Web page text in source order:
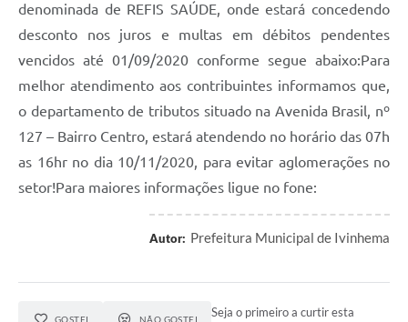
denominada de REFIS SAÚDE, onde estará concedendo
desconto nos juros e multas em débitos pendentes
vencidos até 01/09/2020 conforme segue abaixo:Para
melhor atendimento aos contribuintes informamos que,
o departamento de tributos situado na Avenida Brasil, nº
127 – Bairro Centro, estará atendendo no horário das 07h
as 16hr no dia 10/11/2020, para evitar aglomerações no
setor!Para maiores informações ligue no fone:
Autor: Prefeitura Municipal de Ivinhema
GOSTEI NÃO GOSTEI
Seja o primeiro a curtir esta